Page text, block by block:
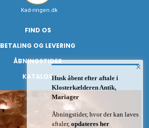
Kad-ringen.dk
FIND OS
BETALING OG LEVERING
ÅBNINGSTIDER
KATALOG
×
Husk åbent efter aftale i
Klosterkælderen Antik,
Mariager
Åbningstider, hvor der kan laves
aftaler, opdateres her